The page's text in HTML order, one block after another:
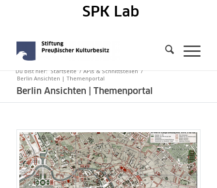
SPK Lab
Berlin Ansichten | Themenportal
Du bist hier: Startseite / APIs & Schnittstellen /
Berlin Ansichten | Themenportal